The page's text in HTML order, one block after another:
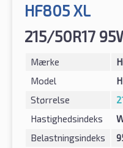
HF805 XL
215/50R17
Mærke
Model
Størrelse
Hastighedsindeks
Belastningsindeks